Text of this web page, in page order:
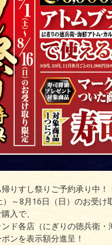
りすし祭りご予約承り中！
）～8月16日（日）のお受
入で、
ド各店（にぎりの徳兵衛
ンを表示額分進呈！